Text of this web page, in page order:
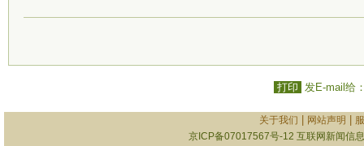
打印 发E-mail给
关于我们 网站声明
京ICP备07017567号-12 互联网新闻信